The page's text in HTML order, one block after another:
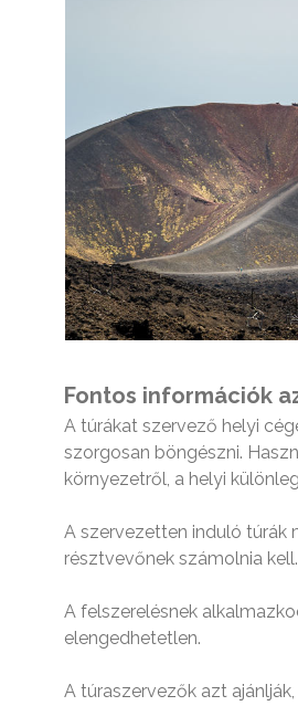
Fontos információk
A túrákat szervező helyi
szorgosan böngészni.
környezetről, a helyi
A szervezetten induló túrák
résztvevőnek számolnia
A felszerelésnek
elengedhetetlen.
A túraszervezők azt